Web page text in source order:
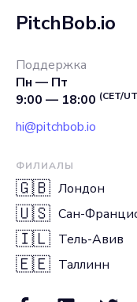
PitchBob.io
Поддержка
Пн — Пт
9:00 — 18:00 (CET/
hi@pitchbob.io
ФИЛИАЛЫ
🇬🇧 Лондон
🇺🇸 Сан-
🇮🇱 Тель-Авив
🇪🇪 Таллинн